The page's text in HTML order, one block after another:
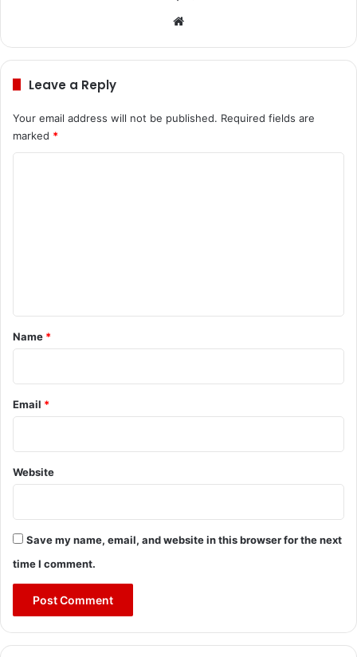
te
Leave a Reply
Your email address will not be published. Required fields are
marked *
*
Name *
Email *
Website
Save my name, email, and website in this browser for the next
time I comment.